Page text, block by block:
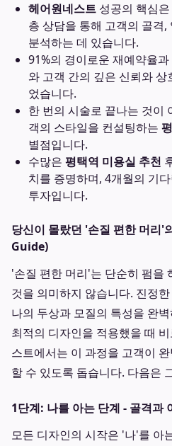
헤어원네스트 성공의 핵심
층 상담을 통해 고객의 골격
분석하는 데 있습니다.
91%의 경이로운 재예약율
와 고객 간의 깊은 신뢰와
었습니다.
한 번의 시술로 끝나는 것이
객의 스타일을 컨설팅하는
별점입니다.
수많은 평택역 미용실 추천
치를 증명하며, 4개월의 기
투자입니다.
당신이 몰랐던 '손질 편한 머리'
Guide)
'손질 편한 머리'는 단순히 펌을
것을 의미하지 않습니다. 진정
나의 두상과 모질의 특성을 완
최적의 디자인을 적용했을 때
스트에서는 이 과정을 고객이
할 수 있도록 돕습니다. 다음은
1단계: 나를 아는 단계 - 골격과
모든 디자인의 시작은 '나'를 아